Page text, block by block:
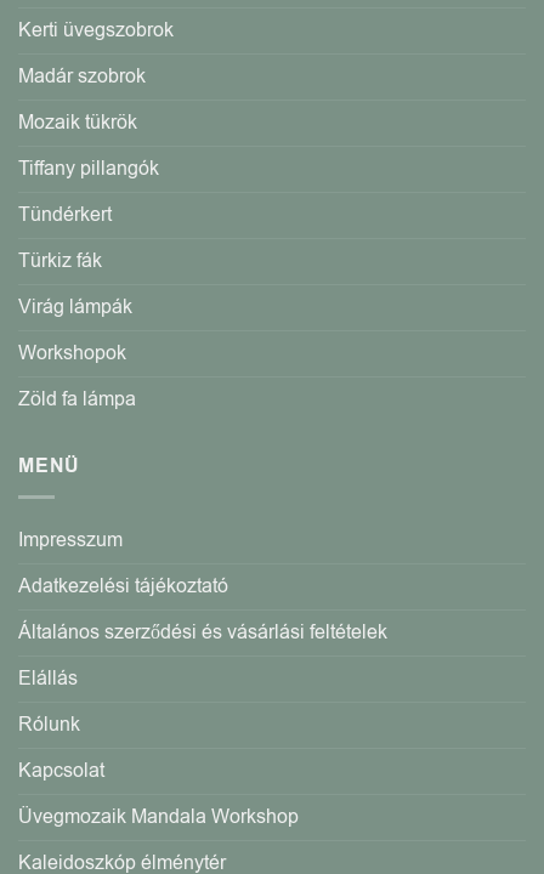
Kerti üvegszobrok
Madár szobrok
Mozaik tükrök
Tiffany pillangók
Tündérkert
Türkiz fák
Virág lámpák
Workshopok
Zöld fa lámpa
MENÜ
Impresszum
Adatkezelési tájékoztató
Általános szerződési és vásárlási feltételek
Elállás
Rólunk
Kapcsolat
Üvegmozaik Mandala Workshop
Kaleidoszkóp élménytér